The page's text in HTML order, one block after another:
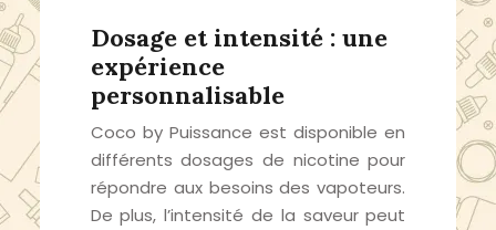
Dosage et intensité : une
expérience
personnalisable
Coco by Puissance est disponible en
différents dosages de nicotine pour
répondre aux besoins des vapoteurs.
De plus, l’intensité de la saveur peut